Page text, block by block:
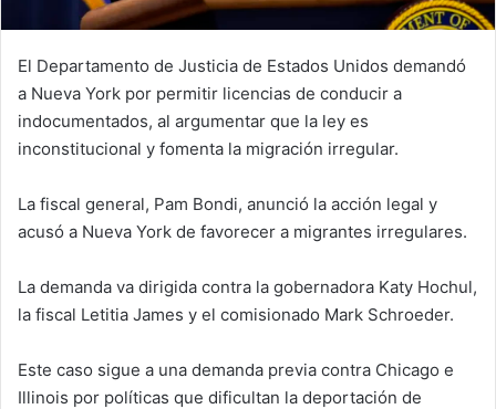
El Departamento de Justicia de Estados Unidos demandó
a Nueva York por permitir licencias de conducir a
indocumentados, al argumentar que la ley es
inconstitucional y fomenta la migración irregular.
La fiscal general, Pam Bondi, anunció la acción legal y
acusó a Nueva York de favorecer a migrantes irregulares.
La demanda va dirigida contra la gobernadora Katy Hochul,
la fiscal Letitia James y el comisionado Mark Schroeder.
Este caso sigue a una demanda previa contra Chicago e
Illinois por políticas que dificultan la deportación de